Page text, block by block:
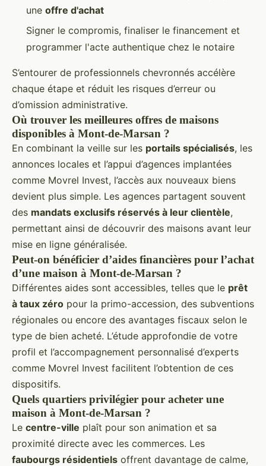
une offre d'achat
Signer le compromis, finaliser le financement et
programmer l'acte authentique chez le notaire
S’entourer de professionnels chevronnés accélère
chaque étape et réduit les risques d’erreur ou
d’omission administrative.
Où trouver les meilleures offres de maisons
disponibles à Mont-de-Marsan ?
En combinant la veille sur les portails spécialisés, les
annonces locales et l’appui d’agences implantées
comme Movrel Invest, l’accès aux nouveaux biens
devient plus simple. Les agences partagent souvent
des mandats exclusifs réservés à leur clientèle,
permettant ainsi de découvrir des maisons avant leur
mise en ligne généralisée.
Peut-on bénéficier d’aides financières pour l’achat
d’une maison à Mont-de-Marsan ?
Différentes aides sont accessibles, telles que le prêt
à taux zéro pour la primo-accession, des subventions
régionales ou encore des avantages fiscaux selon le
type de bien acheté. L’étude approfondie de votre
profil et l’accompagnement personnalisé d’experts
comme Movrel Invest facilitent l’obtention de ces
dispositifs.
Quels quartiers privilégier pour acheter une
maison à Mont-de-Marsan ?
Le centre-ville plaît pour son animation et sa
proximité directe avec les commerces. Les
faubourgs résidentiels offrent davantage de calme,